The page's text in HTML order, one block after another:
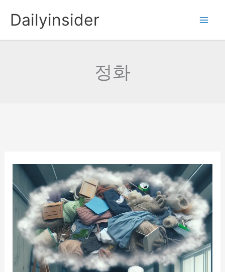
Dailyinsider
정화